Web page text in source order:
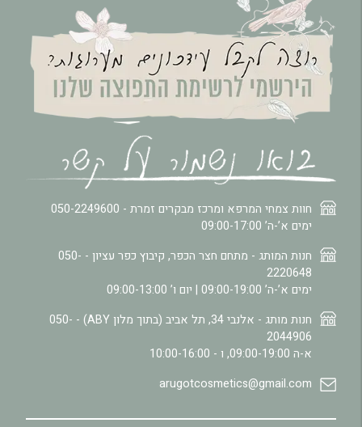
חוות צמחי המרפא ומרכז מבקרים זמרת - 050-2249600
ימים א’-ה’ 09:00-17:00
חנות המותג - מתחם חצר הכפר, קיבוץ כפר עציון - 050-
2220648
ימים א’-ה’ 09:00-19:00 | יום ו’ 09:00-13:00
חנות מותג - אלנבי 34, תל אביב (בתוך מלון ABY) -
050-
2044906
א-ה 09:00-19:00, ו - 10:00-16:00
arugotcosmetics@gmail.com